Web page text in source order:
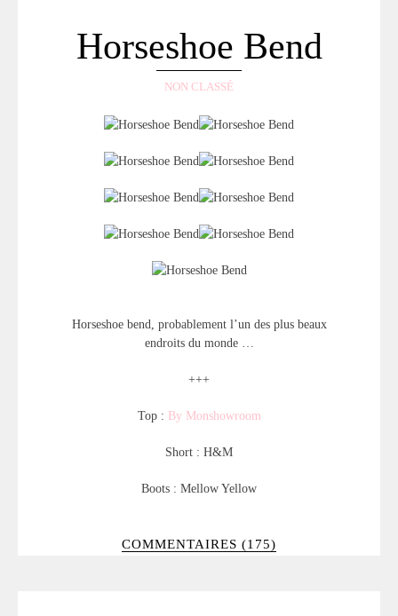
Horseshoe Bend
NON CLASSÉ
Horseshoe bend, probablement l’un des plus beaux
endroits du monde …
+++
Top : By Monshowroom
Short : H&M
Boots : Mellow Yellow
COMMENTAIRES (175)